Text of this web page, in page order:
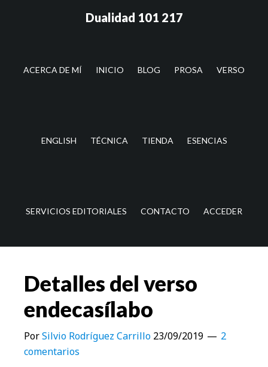
lateral
Dualidad 101 217
ACERCA DE MÍ INICIO BLOG PROSA VERSO
ENGLISH TÉCNICA TIENDA ESENCIAS
SERVICIOS EDITORIALES CONTACTO ACCEDER
Detalles del verso
endecasílabo
PorSilvio Rodríguez Carrillo 23/09/2019
2
comentarios